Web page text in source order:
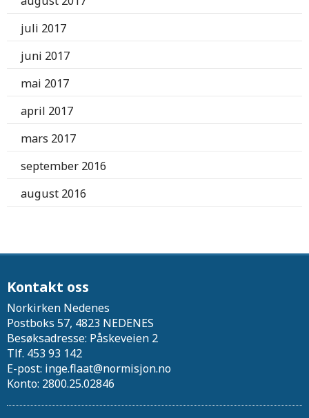
juli 2017
juni 2017
mai 2017
april 2017
mars 2017
september 2016
august 2016
Kontakt oss
Norkirken Nedenes
Postboks 57, 4823 NEDENES
Besøksadresse: Påskeveien 2
Tlf. 453 93 142
E-post: inge.flaat@normisjon.no
Konto: 2800.25.02846